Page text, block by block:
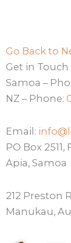
Go Back to
Get in Touch
Samoa –
NZ – Phone:
Email:
PO Box
Apia, Samoa
212 Preston
Manukau,